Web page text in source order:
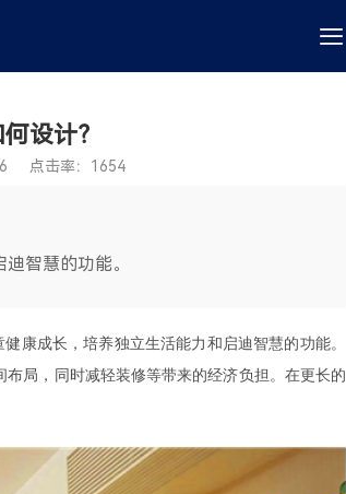
设计？
点击率：1654
智慧的功能。
康成长，培养独立生活能力和启迪智慧的功能。
局，同时减轻装修等带来的经济负担。在更长的